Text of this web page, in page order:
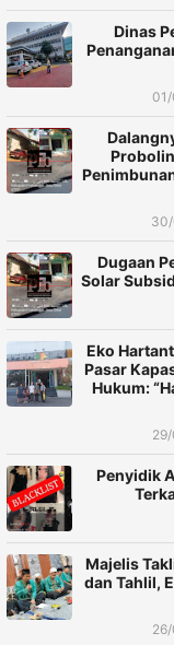
Dinas
Dugaan
Solar
Eko
Pasar
Hukum:
Penyidik
Majelis
dan Tahlil,